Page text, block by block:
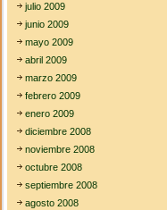
julio 2009
junio 2009
mayo 2009
abril 2009
marzo 2009
febrero 2009
enero 2009
diciembre 2008
noviembre 2008
octubre 2008
septiembre 2008
agosto 2008